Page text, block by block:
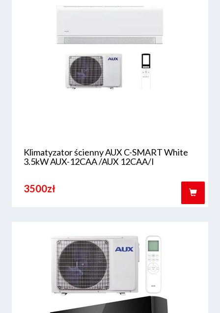
Klimatyzator ścienny AUX C-SMART White
3.5kW AUX-12CAA /AUX 12CAA/I
3500zł